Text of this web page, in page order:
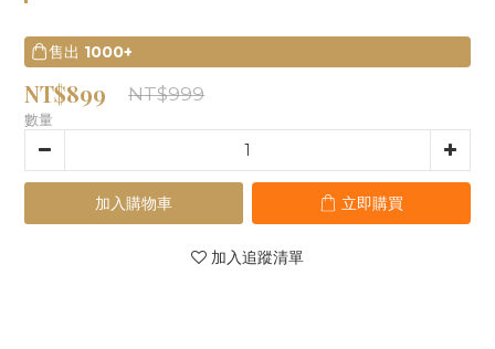
售出 1000+
NT$899 NT$999
數量
加入購物車 立即購買
加入追蹤清單